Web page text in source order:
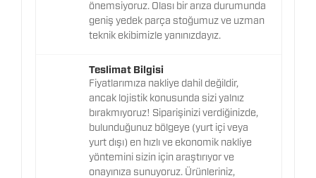
önemsiyoruz. Olası bir arıza durumunda
geniş yedek parça stoğumuz ve uzman
teknik ekibimizle yanınızdayız.
Teslimat Bilgisi
Fiyatlarımıza nakliye dahil değildir,
ancak lojistik konusunda sizi yalnız
bırakmıyoruz! Siparişinizi verdiğinizde,
bulunduğunuz bölgeye (yurt içi veya
yurt dışı) en hızlı ve ekonomik nakliye
yöntemini sizin için araştırıyor ve
onayınıza sunuyoruz. Ürünleriniz,